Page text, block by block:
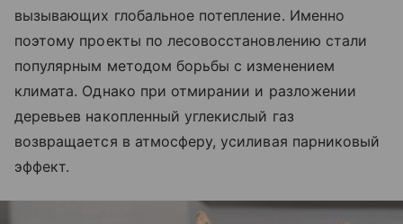
вызывающих глобальное потепление. Именно
поэтому проекты по лесовосстановлению стали
популярным методом борьбы с изменением
климата. Однако при отмирании и разложении
деревьев накопленный углекислый газ
возвращается в атмосферу, усиливая парниковый
эффект.